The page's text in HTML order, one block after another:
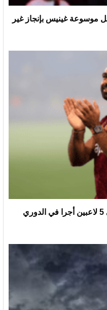
موسوعة غينيس بإنجاز غير
صلاح بين الكبار.. الكشف عن أعلى 5 لاعبين أجرا في الدوري